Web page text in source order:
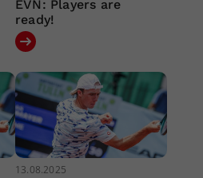
EVN: Players are
ready!
13.08.2025